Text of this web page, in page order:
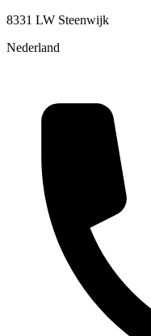
8331 LW Steenwijk
Nederland